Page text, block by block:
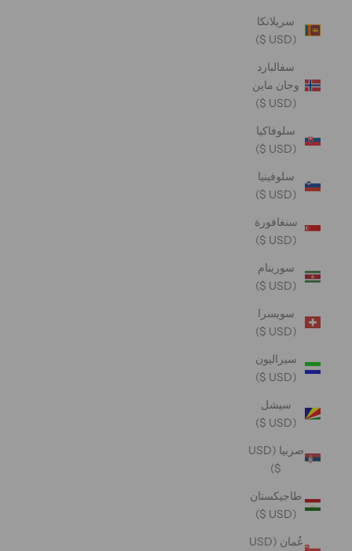
سريلانكا
(USD $)
سفالبارد
وجان ماين
(USD $)
سلوفاكيا
(USD $)
سلوفينيا
(USD $)
سنغافورة
(USD $)
سورينام
(USD $)
سويسرا
(USD $)
سيراليون
(USD $)
سيشل
(USD $)
صربيا (USD
$)
طاجيكستان
(USD $)
عُمان (USD